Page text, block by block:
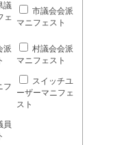
議
ェ
市議会会派
マニフェスト
派
村議会会派
マニフェスト
フ
スイッチユ
ーザーマニフェ
スト
員